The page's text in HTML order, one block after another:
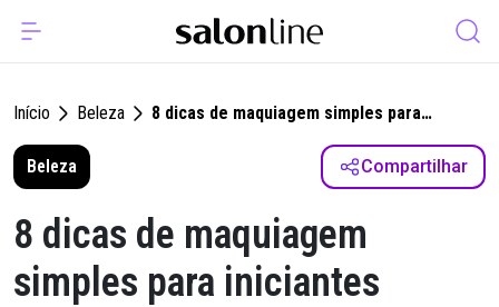
Início Beleza
8 dicas de maquiagem simples para
Beleza
Compartilhar
8 dicas de maquiagem
simples para iniciantes